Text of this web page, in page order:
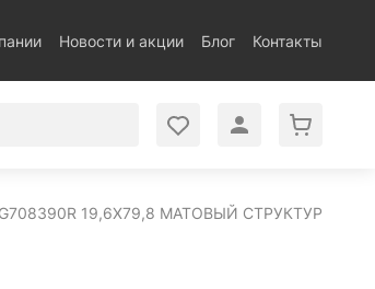
Новости и акции Блог Контакты
19,6Х79,8 МАТОВЫЙ СТРУКТУРНЫЙ